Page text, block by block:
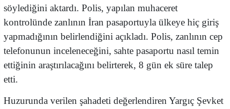
söylediğini aktardı. Polis, yapılan muhaceret
kontrolünde zanlının İran pasaportuyla ülkeye hiç giriş
yapmadığının belirlendiğini açıkladı. Polis, zanlının cep
telefonunun inceleneceğini, sahte pasaportu nasıl temin
ettiğinin araştırılacağını belirterek, 8 gün ek süre talep
etti.
Huzurunda verilen şahadeti değerlendiren Yargıç Şevket